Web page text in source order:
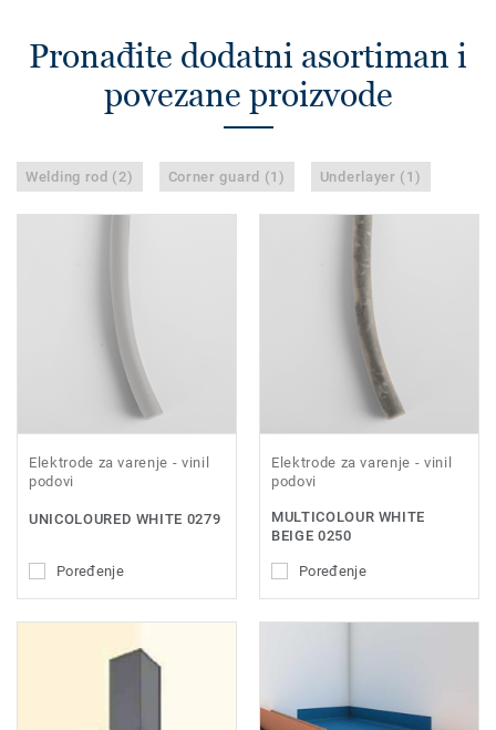
Pronađite dodatni asortiman i
povezane proizvode
Welding rod (2) Corner guard (1) Underlayer (1)
Elektrode za varenje - vinil
podovi
UNICOLOURED WHITE 0279
Poređenje
Elektrode za varenje - vinil
podovi
MULTICOLOUR WHITE
BEIGE 0250
Poređenje